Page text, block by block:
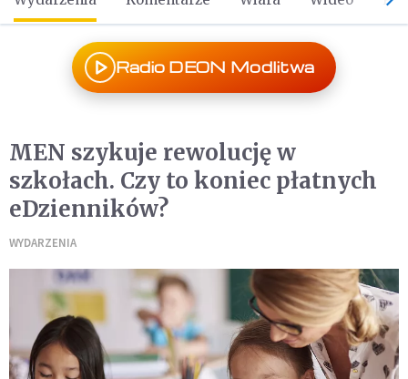
Radio DEON Modlitwa
MEN szykuje rewolucję w
szkołach. Czy to koniec płatnych
eDzienników?
WYDARZENIA